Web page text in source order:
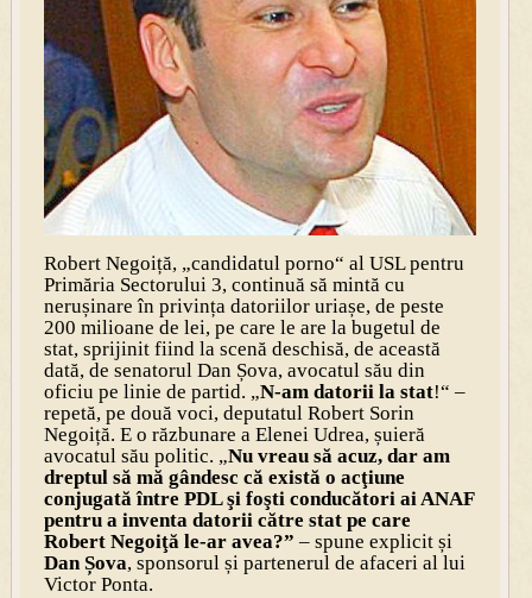
Robert Negoiță, „candidatul porno“ al USL pentru
Primăria Sectorului 3, continuă să mintă cu
nerușinare în privința datoriilor uriașe, de peste
200 milioane de lei, pe care le are la bugetul de
stat, sprijinit fiind la scenă deschisă, de această
dată, de senatorul Dan Șova, avocatul său din
oficiu pe linie de partid. „N-am datorii la stat!“ –
repetă, pe două voci, deputatul Robert Sorin
Negoiță. E o răzbunare a Elenei Udrea, șuieră
avocatul său politic. „Nu vreau să acuz, dar am
dreptul să mă gândesc că există o acţiune
conjugată între PDL şi foşti conducători ai ANAF
pentru a inventa datorii către stat pe care
Robert Negoiţă le-ar avea?” – spune explicit și
Dan Șova, sponsorul și partenerul de afaceri al lui
Victor Ponta.